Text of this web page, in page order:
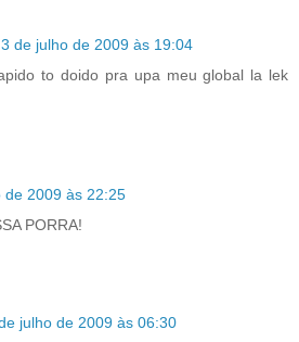
3 de julho de 2009 às 19:04
to doido pra upa meu global la lek
de 2009 às 22:25
PORRA!
julho de 2009 às 06:30